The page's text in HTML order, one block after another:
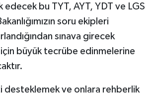
edecek bu TYT, AYT, YDT ve LGS
soru ekipleri
sınava girecek
büyük tecrübe edinmelerine
desteklemek ve onlara rehberlik